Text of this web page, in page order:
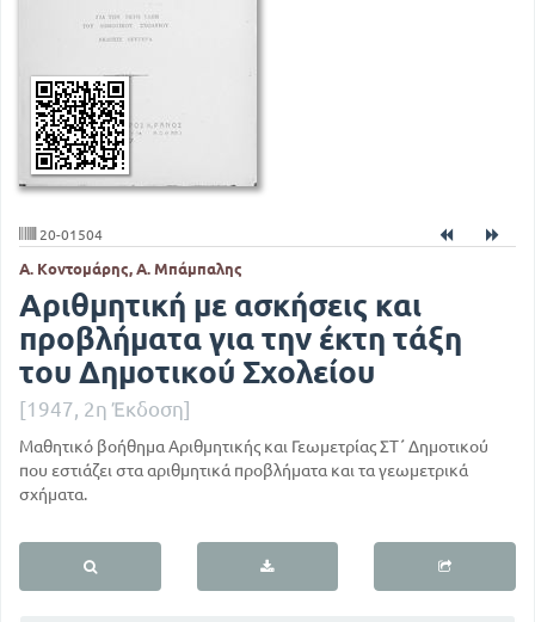
20-01504
Α. Κοντομάρης, Α. Μπάμπαλης
Αριθμητική με ασκήσεις και
προβλήματα για την έκτη τάξη
του Δημοτικού Σχολείου
[1947, 2η Έκδοση]
Μαθητικό βοήθημα Αριθμητικής και Γεωμετρίας ΣΤ΄ Δημοτικού
που εστιάζει στα αριθμητικά προβλήματα και τα γεωμετρικά
σχήματα.